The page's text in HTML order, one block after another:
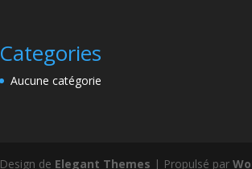
Categories
Aucune catégorie
Design de Elegant Themes | Propulsé par